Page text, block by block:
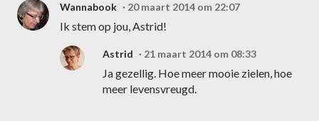
Wannabook 20 maart 2014 om 22:07
Ik stem op jou, Astrid!
Astrid 21 maart 2014 om 08:33
Ja gezellig. Hoe meer mooie zielen, hoe
meer levensvreugd.